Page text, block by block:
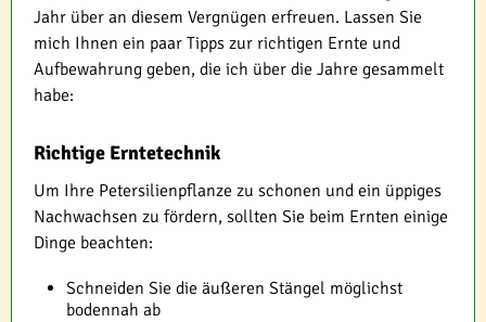
Jahr über an diesem Vergnügen erfreuen. Lassen Sie
mich Ihnen ein paar Tipps zur richtigen Ernte und
Aufbewahrung geben, die ich über die Jahre gesammelt
habe:
Richtige Erntetechnik
Um Ihre Petersilienpflanze zu schonen und ein üppiges
Nachwachsen zu fördern, sollten Sie beim Ernten einige
Dinge beachten:
Schneiden Sie die äußeren Stängel möglichst
bodennah ab